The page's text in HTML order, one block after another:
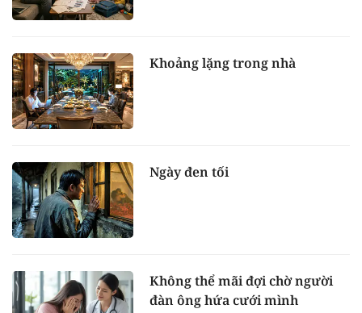
Khoảng lặng trong nhà
Ngày đen tối
Không thể mãi đợi chờ người
đàn ông hứa cưới mình